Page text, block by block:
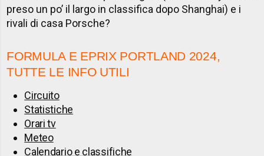
preso un po’ il largo in classifica dopo Shanghai) e i
rivali di casa Porsche?
FORMULA E EPRIX PORTLAND 2024,
TUTTE LE INFO UTILI
Circuito
Statistiche
Orari tv
Meteo
Calendario e classifiche